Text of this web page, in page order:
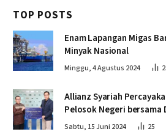
TOP POSTS
Enam Lapangan Migas
Minyak Nasional
Minggu, 4 Agustus 2024
Allianz Syariah
Pelosok Negeri bersama
Sabtu, 15 Juni 2024 25